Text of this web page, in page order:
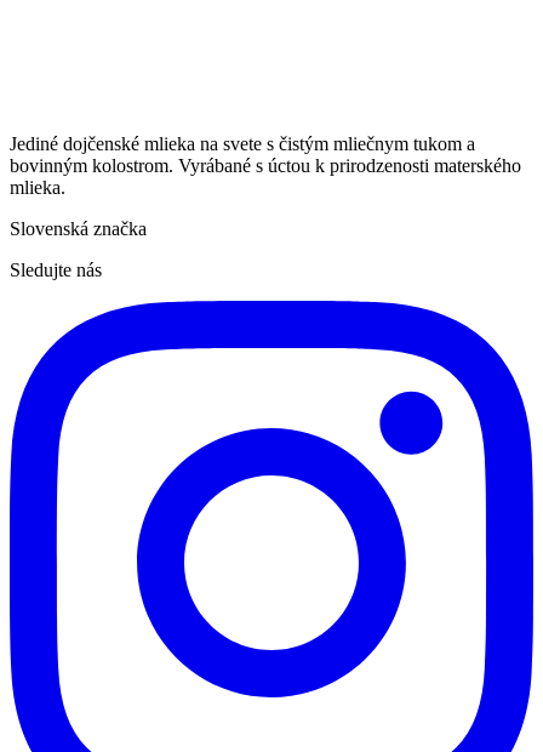
Jediné dojčenské mlieka na svete s čistým mliečnym tukom a
bovinným kolostrom. Vyrábané s úctou k prirodzenosti materského
mlieka.
Slovenská značka
Sledujte nás